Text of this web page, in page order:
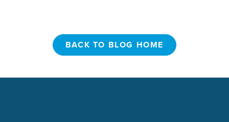
BACK TO BLOG HOME